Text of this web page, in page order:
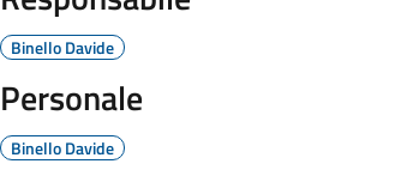
Binello Davide
Personale
Binello Davide